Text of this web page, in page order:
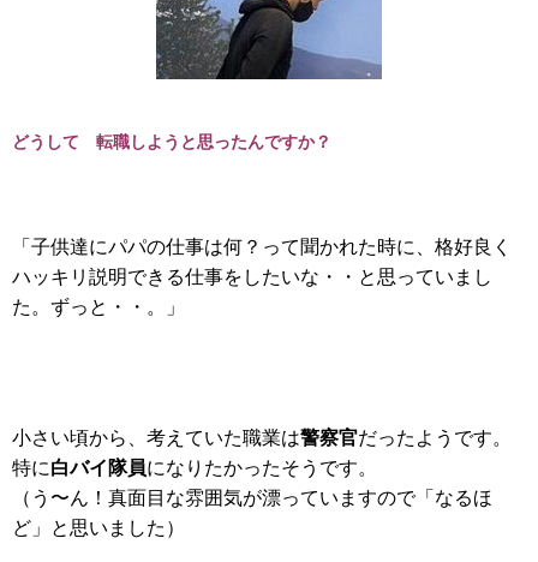
どうして 転職しようと思ったんですか？
「子供達にパパの仕事は何？って聞かれた時に、格好良く
ハッキリ説明できる仕事をしたいな・・と思っていまし
た。ずっと・・。」
小さい頃から、考えていた職業は警察官だったようです。
特に白バイ隊員になりたかったそうです。
（う〜ん！真面目な雰囲気が漂っていますので「なるほ
ど」と思いました）